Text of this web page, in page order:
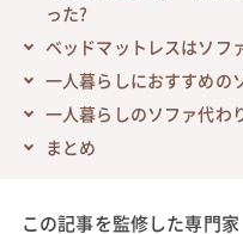
った?
ベッドマットレスはソフ
一人暮らしにおすすめの
一人暮らしのソファ代わ
まとめ
この記事を監修した専門家